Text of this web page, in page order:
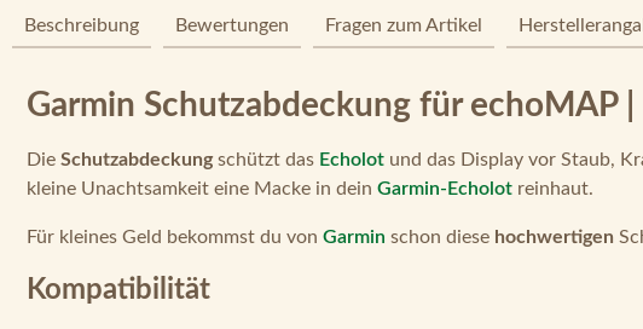
Beschreibung Bewertungen Fragen zum Artikel
Garmin Schutzabdeckung für echoMAP
Die Schutzabdeckungschützt das Echolot und das Display vor Staub,
kleine Unachtsamkeit eine Macke in dein Garmin-Echolot reinhaut.
Für kleines Geld bekommst du von Garmin schon diese hochwertigen
Kompatibilität